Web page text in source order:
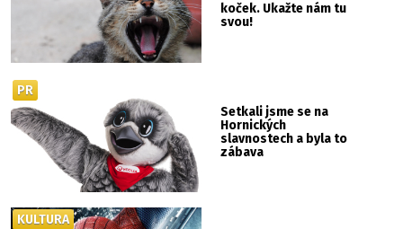
koček. Ukažte nám tu
svou!
Setkali jsme se na
Hornických
slavnostech a byla to
zábava
PR
KULTURA